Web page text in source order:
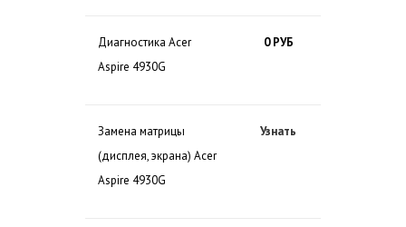
Диагностика Acer
Aspire 4930G
0 РУБ
Замена матрицы
(дисплея, экрана) Acer
Aspire 4930G
Узнать